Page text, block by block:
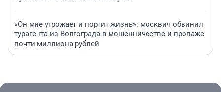
«Он мне угрожает и портит жизнь»: москвич обвинил
турагента из Волгограда в мошенничестве и пропаже
почти миллиона рублей